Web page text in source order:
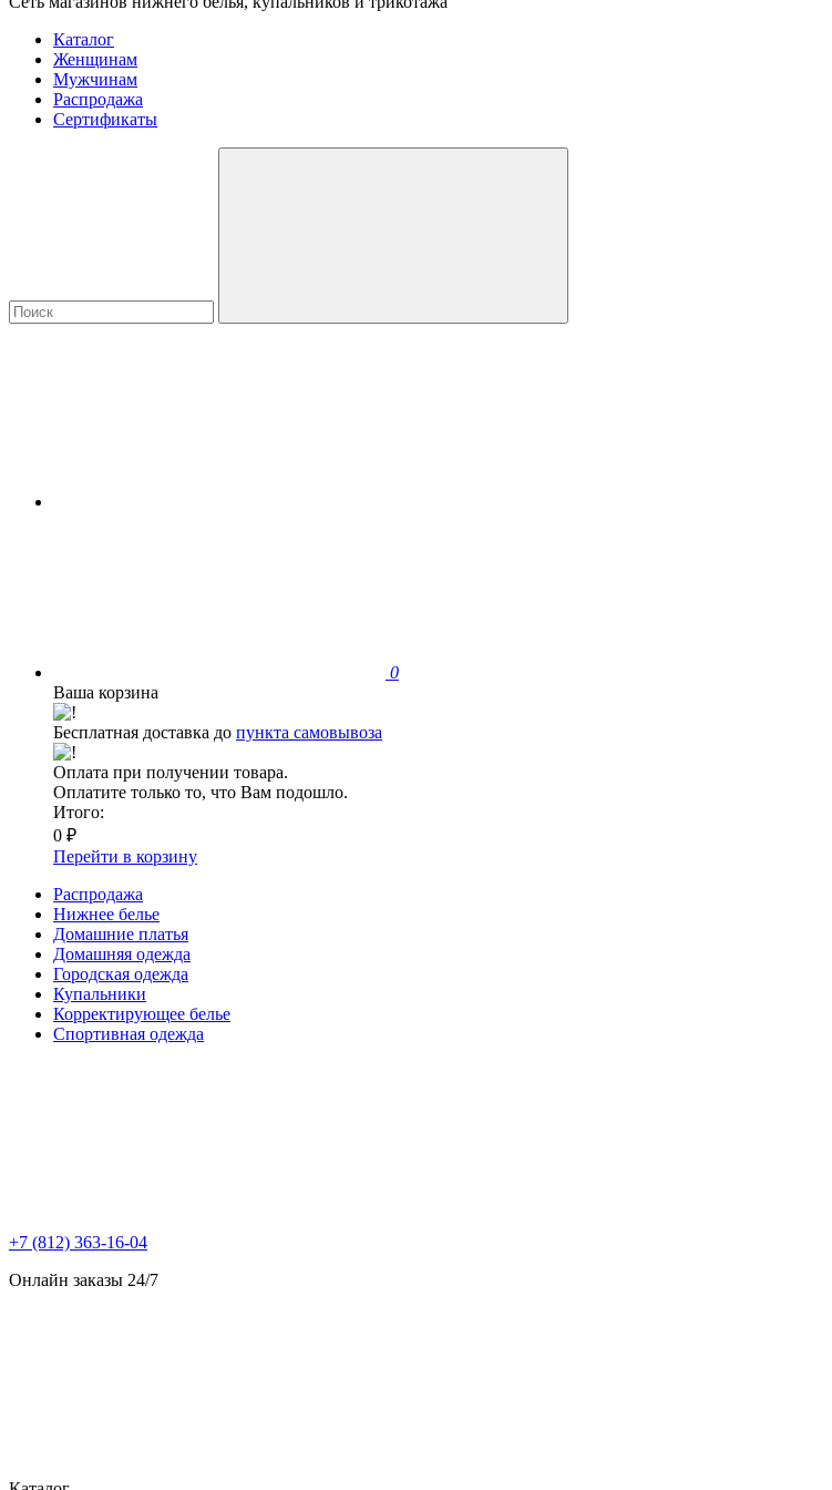
Каталог
Женщинам
Мужчинам
Распродажа
Сертификаты
0
Ваша корзина
Бесплатная доставка до пункта самовывоза
Оплата при получении товара.
Оплатите только то, что Вам подошло.
Итого:
0 ₽
Перейти в корзину
Распродажа
Нижнее белье
Домашние платья
Домашняя одежда
Городская одежда
Купальники
Корректирующее белье
Спортивная одежда
+7 (812) 363-16-04
Онлайн заказы 24/7